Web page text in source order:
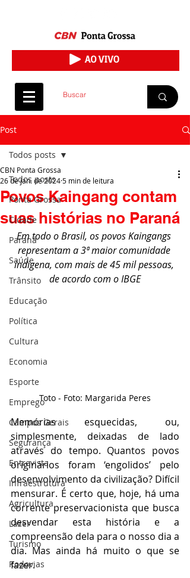
Post
Todos posts
Ponta Grossa
Cidade
Paraná
Saúde
Trânsito
Educação
Política
Cultura
Economia
Esporte
Emprego
Campos Gerais
Segurança
Entrevista
Infraestrutura
Agricultura
Lazer
Turismo
Rodovias
Todos posts
Povos Kaingang contam
suas histórias no Paraná
CBN Ponta Grossa
26 de jan. de 20245 min de leitura
Em todo o Brasil, os povos Kaingangs
representam a 3ª maior comunidade
indígena, com mais de 45 mil pessoas,
de acordo com o IBGE
Toto - Foto: Margarida Peres
Memórias esquecidas, ou,
simplesmente, deixadas de lado
através do tempo. Quantos povos
originários foram ‘engolidos’ pelo
desenvolvimento da civilização? Difícil
mensurar. É certo que, hoje, há uma
corrente preservacionista que busca
desvendar esta história e a
compreensão dela para o nosso dia a
dia. Mas ainda há muito o que se
fazer.